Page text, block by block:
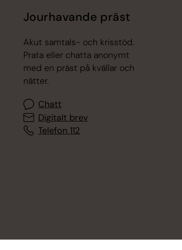
Jourhavande präst
Akut samtals- och krisstöd.
Prata eller chatta anonymt
med en präst på kvällar och
nätter.
Chatt
Digitalt brev
Telefon 112